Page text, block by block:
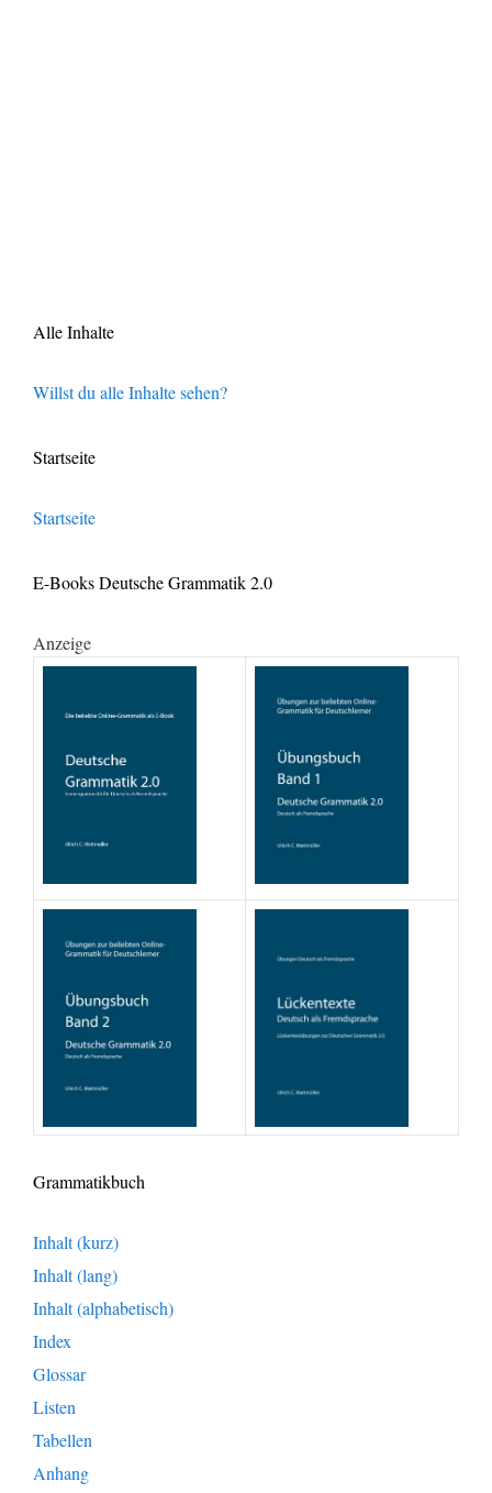
Alle Inhalte
Willst du alle Inhalte sehen?
Startseite
Startseite
E-Books Deutsche Grammatik 2.0
Anzeige
Grammatikbuch
Inhalt (kurz)
Inhalt (lang)
Inhalt (alphabetisch)
Index
Glossar
Listen
Tabellen
Anhang